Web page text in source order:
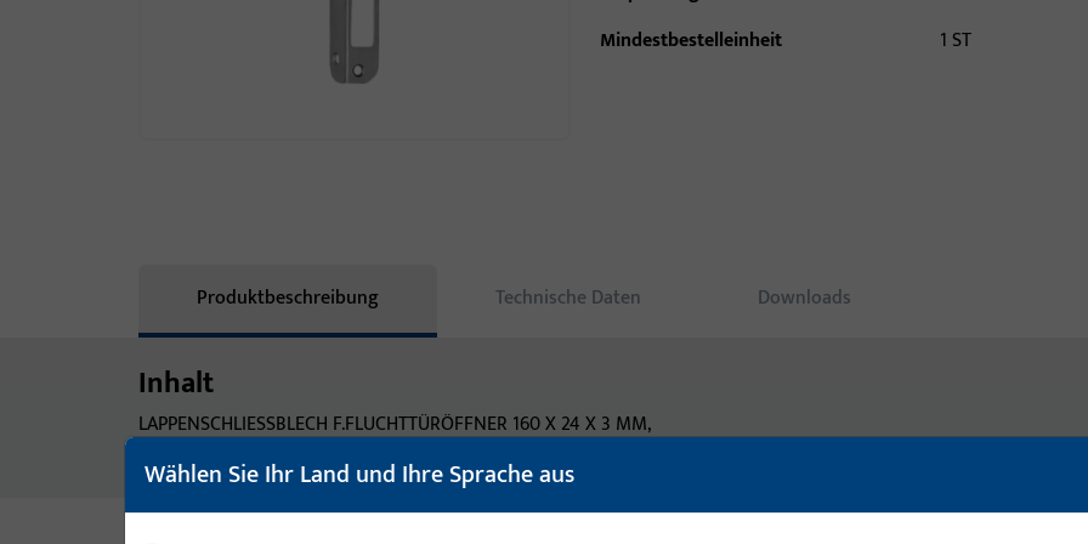
Mindestbestelleinheit
1 ST
Produktbeschreibung
Technische Daten Downloads
Inhalt
LAPPENSCHLIESSBLECH F.FLUCHTTÜRÖFFNER 160 X 24 X 3 MM,
Wählen Sie Ihr Land und Ihre Sprache aus